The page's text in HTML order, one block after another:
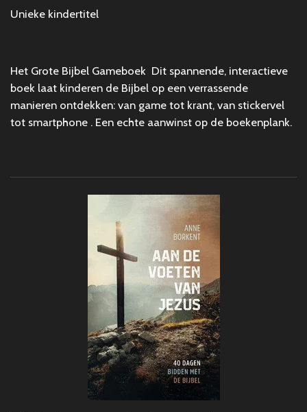
Unieke kindertitel
Het Grote Bijbel Gameboek Dit spannende, interactieve
boek laat kinderen de Bijbel op een verrassende
manieren ontdekken: van game tot krant, van stickervel
tot smartphone . Een echte aanwinst op de boekenplank.